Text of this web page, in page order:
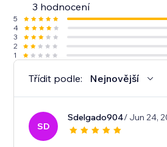
3 hodnocení
5
4
3
2
1
Třídit podle: Nejnovější
SD
Sdelgado904/ Jun 24,